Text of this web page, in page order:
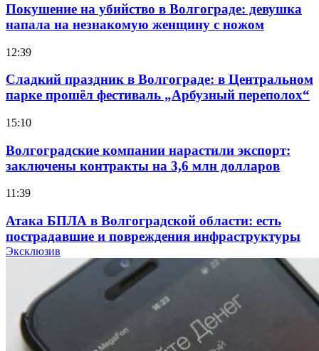
Покушение на убийство в Волгограде: девушка
напала на незнакомую женщину с ножом
12:39
Сладкий праздник в Волгограде: в Центральном
парке прошёл фестиваль „Арбузный переполох“
15:10
Волгоградские компании нарастили экспорт:
заключены контракты на 3,6 млн долларов
11:39
Атака БПЛА в Волгоградской области: есть
пострадавшие и повреждения инфраструктуры
Волгоградские вузы в топе зарплатного
рейтинга: ВолгГТУ и ВолгГМУ вошли в топ‑15
для химической отрасли и фармацевтики
Эксклюзив